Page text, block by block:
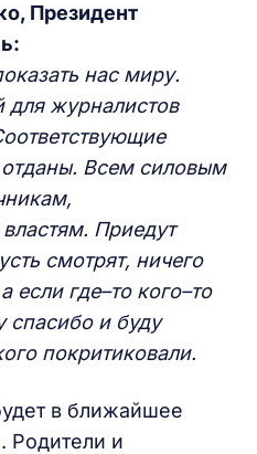
Президент
нас миру.
для журналистов
Всем силовым
Приедут
смотрят, ничего
если где–то кого–то
спасибо и буду
покритиковали.
в ближайшее
Родители и